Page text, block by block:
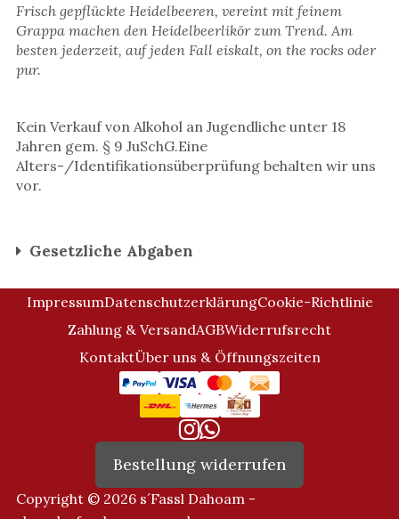
Frisch gepflückte Heidelbeeren, vereint mit feinem
Grappa machen den Heidelbeerlikör zum Trend. Am
besten jederzeit, auf jeden Fall eiskalt, on the rocks oder
pur.
Kein Verkauf von Alkohol an Jugendliche unter 18
Jahren gem. § 9 JuSchG.Eine
Alters-/Identifikationsüberprüfung behalten wir uns
vor.
Gesetzliche Abgaben
ImpressumDatenschutzerklärungCookie-Richtlinie
Zahlung & VersandAGBWiderrufsrecht
KontaktÜber uns & Öffnungszeiten
Bestellung widerrufen
Copyright © 2026 s´Fassl Dahoam -